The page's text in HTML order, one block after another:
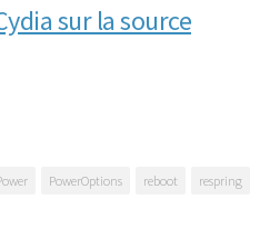
sur la source
PowerOptions reboot
respring